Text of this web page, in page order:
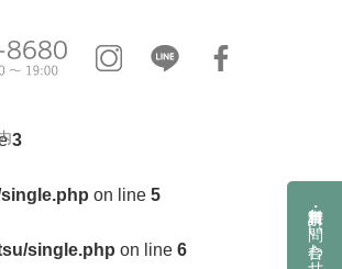
資料請求・お問い合わせ
3
on line 5
single.php on line 6